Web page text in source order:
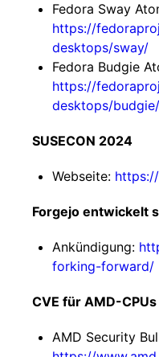
Fedora Sway
https://
desktops/sway/
Fedora Budgie
https://
desktops/budgie/
SUSECON 2024
Webseite:
Forgejo entwickelt
Ankündigung:
forking-forward/
CVE für AMD-CPUs
AMD Security